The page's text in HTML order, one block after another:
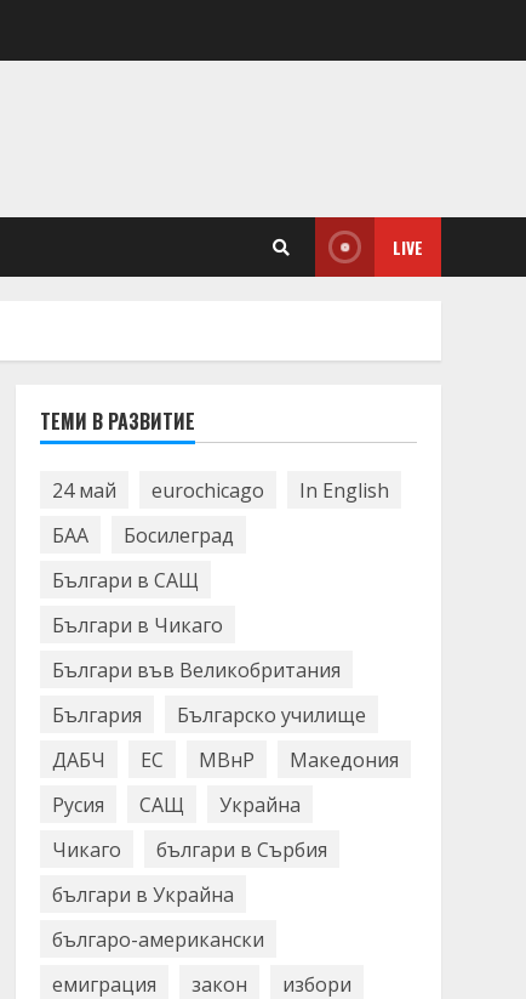
LIVE
ТЕМИ В РАЗВИТИЕ
24 май eurochicago
In English
БАА
Босилеград
Българи в САЩ
Българи в Чикаго
Българи във Великобритания
България
Българско училище
ДАБЧ
ЕС МВнР
Македония
Русия
САЩ
Украйна
Чикаго
българи в Сърбия
българи в Украйна
българо-американски
емиграция
закон
избори